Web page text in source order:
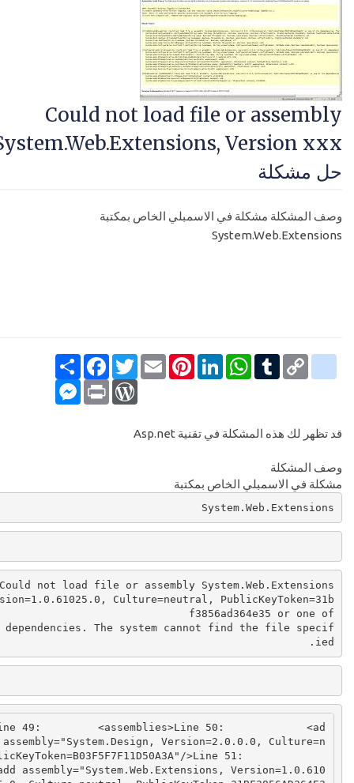
Could not load file or assembly
Version xxx
حل مشكلة
وصف المشكلة مشكلة في الاسمبلي الخاص بمكتبة
System.Web.Extensions
انشر
FacebookTwitterEmail
PinterestLinkedIn
WhatsAppTumblr Copy
Link
google_bookmarks
Messenger Print
WordPress
قد تظهر لك هذه المشكلة في تقنية Asp.net
وصف المشكلة
مشكلة في الاسمبلي الخاص بمكتبة
System.Web.Extensions
not load file or assembly
Culture=neutral, PublicKeyToken=31b
f3856ad364e35
or one of
. The system cannot find the file specif
ied
.
49 : <assemblies>Line 50 : <ad
="System.Design, Version=2.0.0.0, Culture=n
/>Line 51 :
assembly="System.Web.Extensions, Version=1.0.610